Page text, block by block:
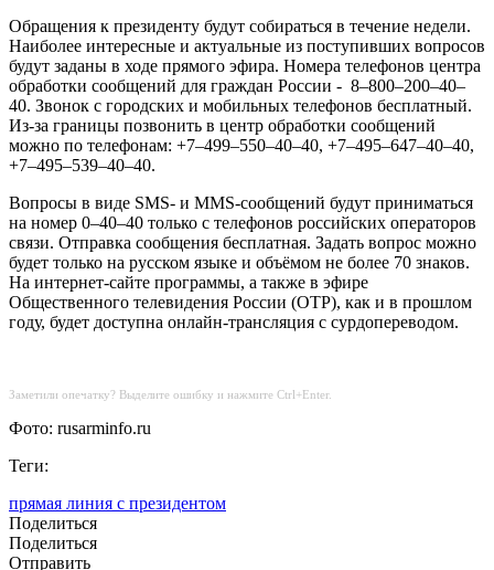
Обращения к президенту будут собираться в течение недели.
Наиболее интересные и актуальные из поступивших вопросов
будут заданы в ходе прямого эфира. Номера телефонов центра
обработки сообщений для граждан России - 8–800–200–40–
40. Звонок с городских и мобильных телефонов бесплатный.
Из‑за границы позвонить в центр обработки сообщений
можно по телефонам: +7–499–550–40–40, +7–495–647–40–40,
+7–495–539–40–40.
Вопросы в виде SMS- и MMS-сообщений будут приниматься
на номер 0–40–40 только с телефонов российских операторов
связи. Отправка сообщения бесплатная. Задать вопрос можно
будет только на русском языке и объёмом не более 70 знаков.
На интернет-сайте программы, а также в эфире
Общественного телевидения России (ОТР), как и в прошлом
году, будет доступна онлайн-трансляция с сурдопереводом.
Заметили опечатку? Выделите ошибку и нажмите Ctrl+Enter.
Фото: rusarminfo.ru
Теги:
прямая линия с президентом
Поделиться
Поделиться
Отправить